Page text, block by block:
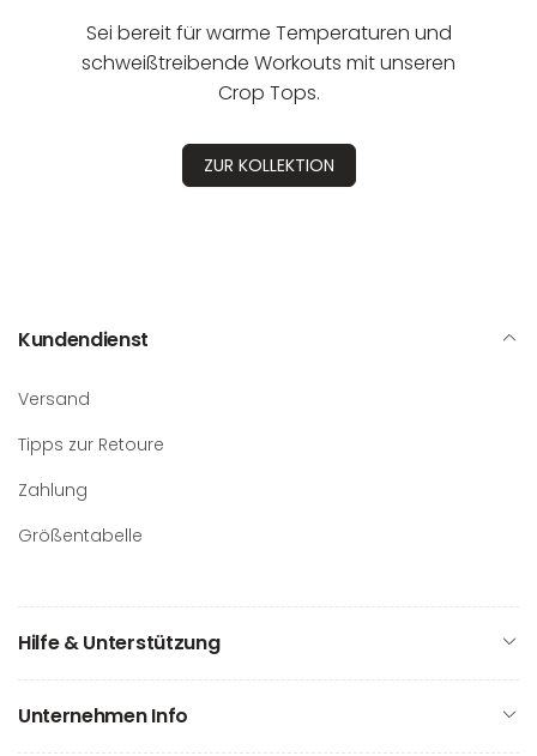
Sei bereit für warme Temperaturen und
schweißtreibende Workouts mit unseren
Crop Tops.
ZUR KOLLEKTION
Kundendienst
Versand
Tipps zur Retoure
Zahlung
Größentabelle
Hilfe & Unterstützung
Unternehmen Info